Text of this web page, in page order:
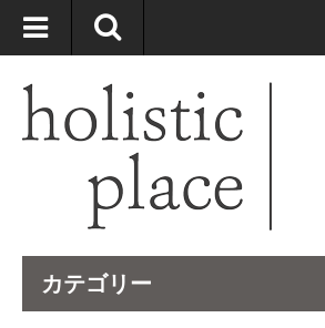
自然療法大国のオーストラリアより、臨床経
ロパスが厳選したサプリメントや ナチュラル
カテゴリー